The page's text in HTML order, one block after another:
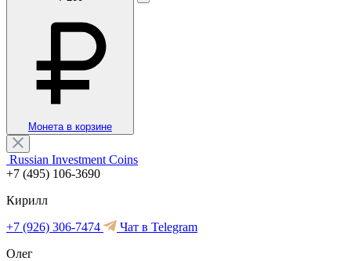
Монета в корзине
Russian Investment Coins
+7 (495) 106-3690
Кирилл
+7 (926) 306-7474
Чат в Telegram
Олег